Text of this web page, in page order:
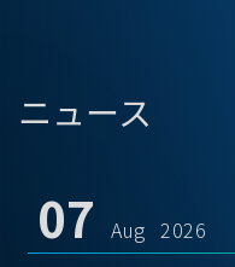
ニュース
07 Aug 2026